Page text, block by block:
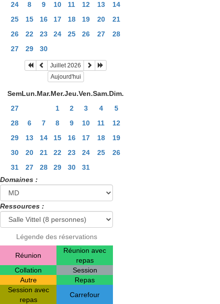
24
8 9 10 11 12 13
14
25
15 16 17 18 19 20
21
26
22 23 24 25 26 27
28
27
29 30
Juillet 2026
Aujourd'hui
SemLun.Mar.Mer.Jeu.Ven.Sam.Dim.
27
1 2 3 4
5
28
6 7 8 9 10 11
12
29
13 14 15 16 17 18
19
30
20 21 22 23 24 25
26
31
27 28 29 30
31
Domaines :
Ressources :
Légende des réservations
Réunion
Réunion avec
repas
Collation
Session
Autre
Repas
Session avec
repas
Carrefour